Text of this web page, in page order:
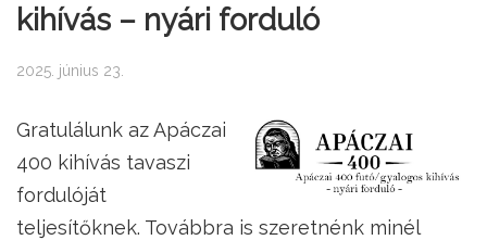
kihívás – nyári forduló
2025. június 23.
Gratulálunk az Apáczai
400 kihívás tavaszi
fordulóját
teljesítőknek. Továbbra is szeretnénk minél